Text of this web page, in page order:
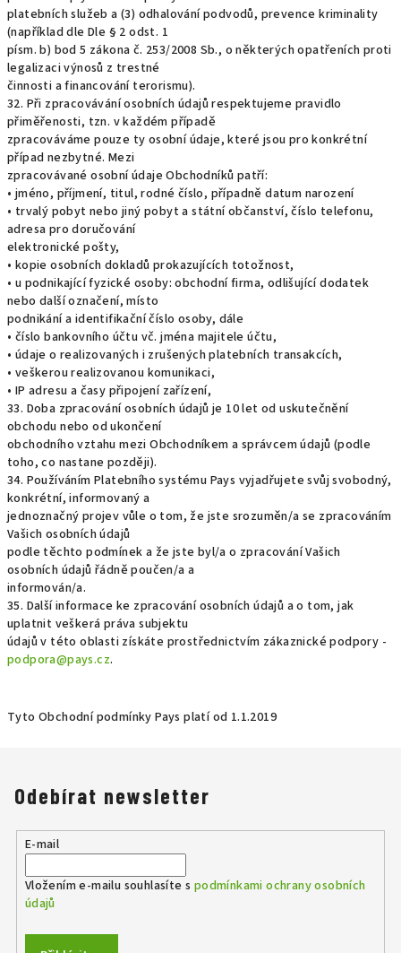
platebních služeb a (3) odhalování podvodů, prevence kriminality
(například dle Dle § 2 odst. 1
písm. b) bod 5 zákona č. 253/2008 Sb., o některých opatřeních proti
legalizaci výnosů z trestné
činnosti a financování terorismu).
32. Při zpracovávání osobních údajů respektujeme pravidlo
přiměřenosti, tzn. v každém případě
zpracováváme pouze ty osobní údaje, které jsou pro konkrétní
případ nezbytné. Mezi
zpracovávané osobní údaje Obchodníků patří:
• jméno, příjmení, titul, rodné číslo, případně datum narození
• trvalý pobyt nebo jiný pobyt a státní občanství, číslo telefonu,
adresa pro doručování
elektronické pošty,
• kopie osobních dokladů prokazujících totožnost,
• u podnikající fyzické osoby: obchodní firma, odlišující dodatek
nebo další označení, místo
podnikání a identifikační číslo osoby, dále
• číslo bankovního účtu vč. jména majitele účtu,
• údaje o realizovaných i zrušených platebních transakcích,
• veškerou realizovanou komunikaci,
• IP adresu a časy připojení zařízení,
33. Doba zpracování osobních údajů je 10 let od uskutečnění
obchodu nebo od ukončení
obchodního vztahu mezi Obchodníkem a správcem údajů (podle
toho, co nastane později).
34. Používáním Platebního systému Pays vyjadřujete svůj svobodný,
konkrétní, informovaný a
jednoznačný projev vůle o tom, že jste srozuměn/a se zpracováním
Vašich osobních údajů
podle těchto podmínek a že jste byl/a o zpracování Vašich
osobních údajů řádně poučen/a a
informován/a.
35. Další informace ke zpracování osobních údajů a o tom, jak
uplatnit veškerá práva subjektu
údajů v této oblasti získáte prostřednictvím zákaznické podpory -
podpora@pays.cz.
Tyto Obchodní podmínky Pays platí od 1.1.2019
Odebírat newsletter
E-mail
Vložením e-mailu souhlasíte s podmínkami ochrany osobních
údajů